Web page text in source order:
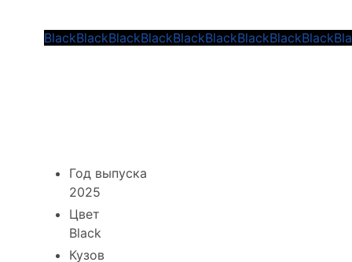
BlackBlackBlackBlackBlackBlackBlackBlackBlack
Год выпуска
2025
Цвет
Black
Кузов